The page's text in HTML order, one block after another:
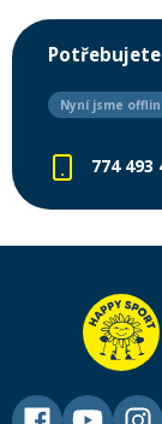
Nyní jsme
774 493